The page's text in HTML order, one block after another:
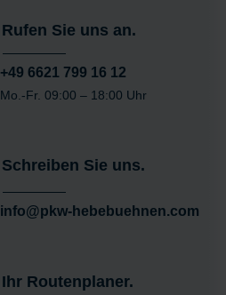
Rufen Sie uns an.
+49 6621 799 16 12
Mo.-Fr. 09:00 – 18:00 Uhr
Schreiben Sie uns.
info@pkw-hebebuehnen.com
Ihr Routenplaner.